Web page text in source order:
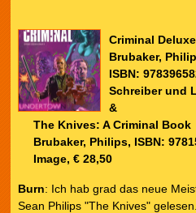
Criminal
Brubaker,
ISBN:
Schreiber und
&
The Knives: A Criminal Book
Brubaker, Philips, ISBN:
Image, € 28,50
Burn: Ich hab grad das neue
Sean Philips "The Knives" gelesen.